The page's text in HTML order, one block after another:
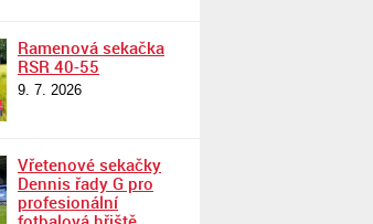
Ramenová sekačka
RSR 40-55
9. 7. 2026
Vřetenové sekačky
Dennis řady G pro
profesionální